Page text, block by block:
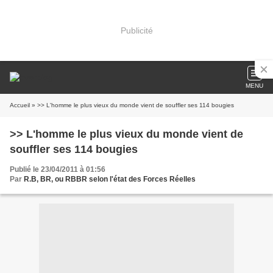
Publicité
MENU
Accueil » >> L'homme le plus vieux du monde vient de souffler ses 114 bougies
>> L'homme le plus vieux du monde vient de
souffler ses 114 bougies
Publié le 23/04/2011 à 01:56
Par R.B, BR, ou RBBR selon l'état des Forces Réelles